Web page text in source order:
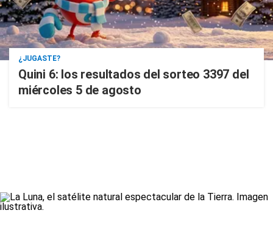
¿JUGASTE?
Quini 6: los resultados del sorteo 3397 del
miércoles 5 de agosto